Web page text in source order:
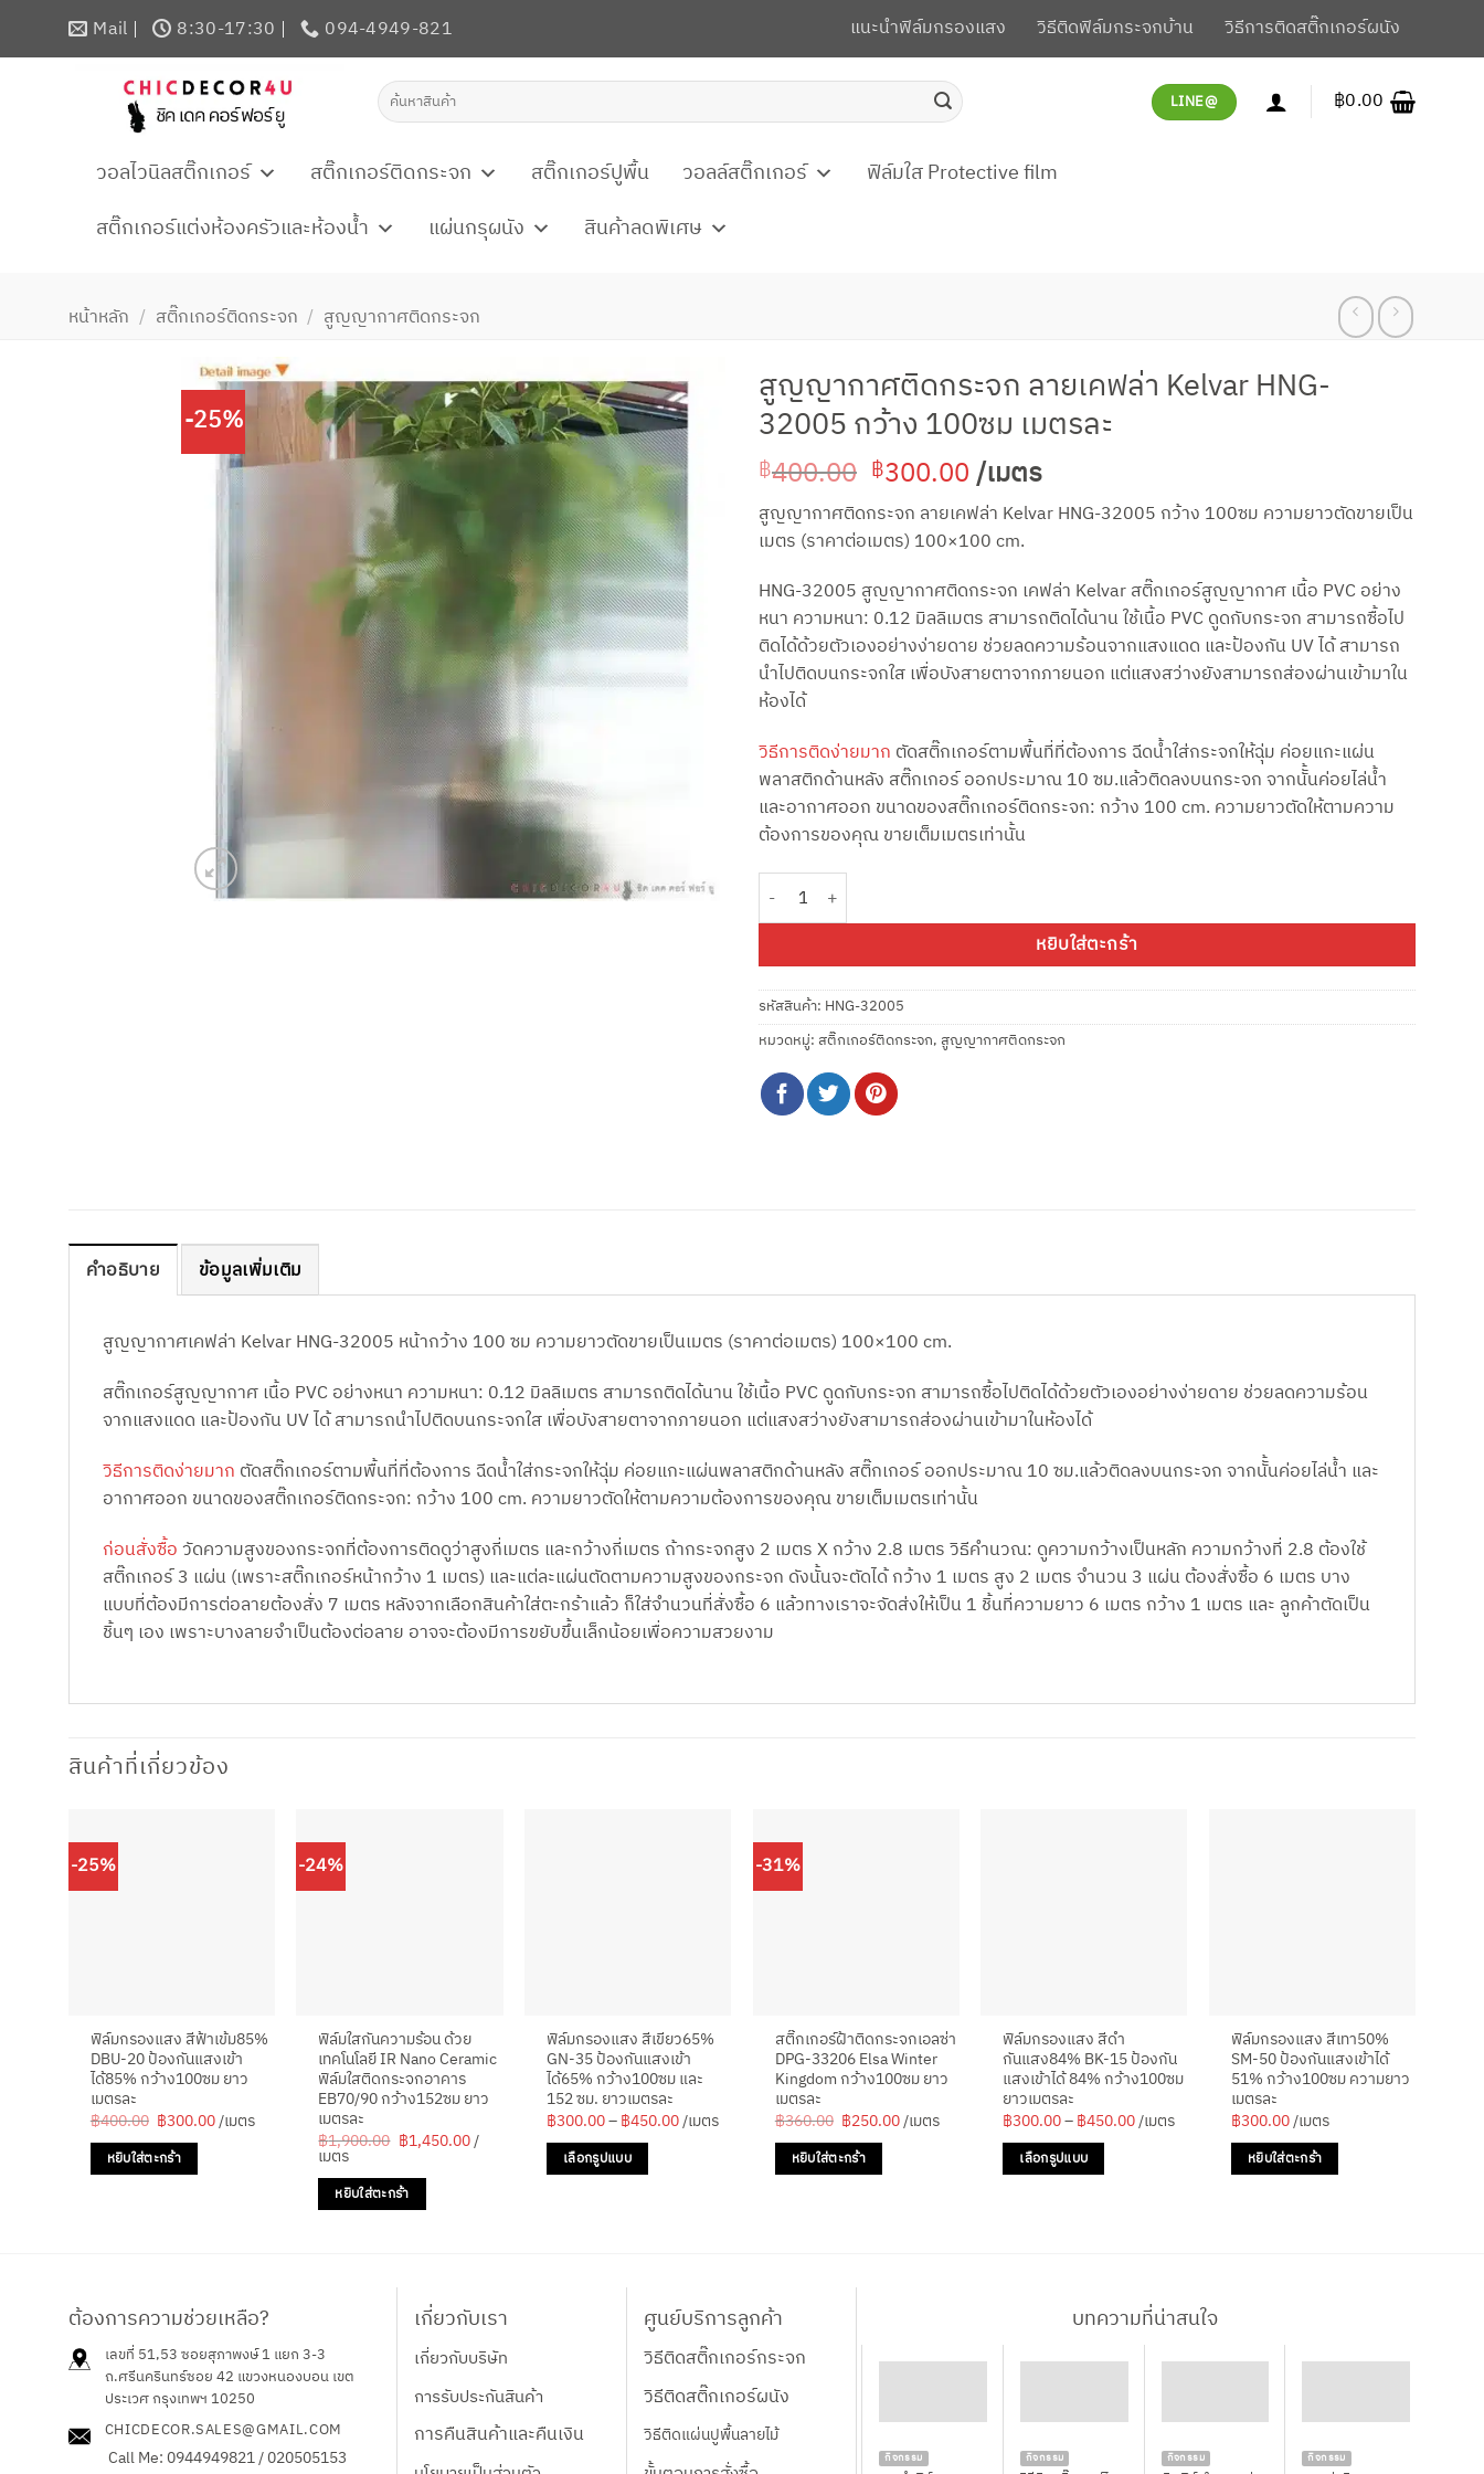
Mail 8:30-17:30 094-4949-821 แนะนำฟิล์มกรองแสง วิธีติดฟิล์มกระจกบ้าน วิธีการติดสติ๊กเกอร์ผนัง
ค้นหา: LINE@ ฿0.00
วอลไวนิลสติ๊กเกอร์ สติ๊กเกอร์ติดกระจก สติ๊กเกอร์ปูพื้น วอลล์สติ๊กเกอร์
ฟิล์มใส Protective film
สติ๊กเกอร์แต่งห้องครัวและห้องน้ำ
แผ่นกรุผนัง สินค้าลดพิเศษ
หน้าหลัก / สติ๊กเกอร์ติดกระจก / สูญญากาศติดกระจก
-25%
สูญญากาศติดกระจก ลายเคฟล่า Kelvar HNG-
32005 กว้าง 100ซม เมตรละ
฿400.00 Original
price
was:
฿400.00.
฿300.00Current
price
is:
฿300.00.
/เมตร
สูญญากาศติดกระจก ลายเคฟล่า Kelvar HNG-32005 กว้าง 100ซม ความยาวตัดขายเป็น
เมตร (ราคาต่อเมตร) 100×100 cm.
HNG-32005 สูญญากาศติดกระจก เคฟล่า Kelvar สติ๊กเกอร์สูญญากาศ เนื้อ PVC อย่าง
หนา ความหนา: 0.12 มิลลิเมตร สามารถติดได้นาน ใช้เนื้อ PVC ดูดกับกระจก สามารถซื้อไป
ติดได้ด้วยตัวเองอย่างง่ายดาย ช่วยลดความร้อนจากแสงแดด และป้องกัน UV ได้ สามารถ
นำไปติดบนกระจกใส เพื่อบังสายตาจากภายนอก แต่แสงสว่างยังสามารถส่องผ่านเข้ามาใน
ห้องได้
วิธีการติดง่ายมาก ตัดสติ๊กเกอร์ตามพื้นที่ที่ต้องการ ฉีดน้ำใส่กระจกให้ฉุ่ม ค่อยแกะแผ่น
พลาสติกด้านหลัง สติ๊กเกอร์ ออกประมาณ 10 ซม.แล้วติดลงบนกระจก จากนัั้นค่อยไล่น้ำ
และอากาศออก ขนาดของสติ๊กเกอร์ติดกระจก: กว้าง 100 cm. ความยาวตัดให้ตามความ
ต้องการของคุณ ขายเต็มเมตรเท่านั้น
หยิบใส่ตะกร้า
รหัสสินค้า: HNG-32005
หมวดหมู่: สติ๊กเกอร์ติดกระจก, สูญญากาศติดกระจก
คำอธิบาย ข้อมูลเพิ่มเติม
สูญญากาศเคฟล่า Kelvar HNG-32005 หน้ากว้าง 100 ซม ความยาวตัดขายเป็นเมตร (ราคาต่อเมตร) 100×100 cm.
สติ๊กเกอร์สูญญากาศ เนื้อ PVC อย่างหนา ความหนา: 0.12 มิลลิเมตร สามารถติดได้นาน ใช้เนื้อ PVC ดูดกับกระจก สามารถซื้อไปติดได้ด้วยตัวเองอย่างง่ายดาย ช่วยลดความร้อน
จากแสงแดด และป้องกัน UV ได้ สามารถนำไปติดบนกระจกใส เพื่อบังสายตาจากภายนอก แต่แสงสว่างยังสามารถส่องผ่านเข้ามาในห้องได้
วิธีการติดง่ายมาก ตัดสติ๊กเกอร์ตามพื้นที่ที่ต้องการ ฉีดน้ำใส่กระจกให้ฉุ่ม ค่อยแกะแผ่นพลาสติกด้านหลัง สติ๊กเกอร์ ออกประมาณ 10 ซม.แล้วติดลงบนกระจก จากนัั้นค่อยไล่น้ำ และ
อากาศออก ขนาดของสติ๊กเกอร์ติดกระจก: กว้าง 100 cm. ความยาวตัดให้ตามความต้องการของคุณ ขายเต็มเมตรเท่านั้น
ก่อนสั่งซื้อวัดความสูงของกระจกที่ต้องการติดดูว่าสูงกี่เมตร และกว้างกี่เมตร ถ้ากระจกสูง 2 เมตร X กว้าง 2.8 เมตร วิธีคำนวณ: ดูความกว้างเป็นหลัก ความกว้างที่ 2.8 ต้องใช้
สติ๊กเกอร์ 3 แผ่น (เพราะสติ๊กเกอร์หน้ากว้าง 1 เมตร) และแต่ละแผ่นตัดตามความสูงของกระจก ดังนั้นจะตัดได้ กว้าง 1 เมตร สูง 2 เมตร จำนวน 3 แผ่น ต้องสั่งซื้อ 6 เมตร บาง
แบบที่ต้องมีการต่อลายต้องสั่ง 7 เมตร หลังจากเลือกสินค้าใส่ตะกร้าแล้ว ก็ใส่จำนวนที่สั่งซื้อ 6 แล้วทางเราจะจัดส่งให้เป็น 1 ชิ้นที่ความยาว 6 เมตร กว้าง 1 เมตร และ ลูกค้าตัดเป็น
ชิ้นๆ เอง เพราะบางลายจำเป็นต้องต่อลาย อาจจะต้องมีการขยับขึ้นเล็กน้อยเพื่อความสวยงาม
สินค้าที่เกี่ยวข้อง
-25%
ฟิล์มกรองแสง สีฟ้าเข้ม85%
DBU-20 ป้องกันแสงเข้า
ได้85% กว้าง100ซม ยาว
เมตรละ
฿400.00 Original
price
was:
฿400.00.
฿300.00Current
price
/เมตร
หยิบใส่ตะกร้า
-24%
ฟิล์มใสกันความร้อน ด้วย
เทคโนโลยี IR Nano Ceramic
ฟิล์มใส​ติด​กระจก​อา​คาร
EB70/90 กว้าง152ซม ยาว
เมตรละ
฿1,900.00 Original
price
was:
฿1,900.00.
฿1,450.00Current
price
/
เมตร
หยิบใส่ตะกร้า
ฟิล์มกรองแสง สีเขียว65%
GN-35 ป้องกันแสงเข้า
ได้65% กว้าง100ซม และ
152 ซม. ยาวเมตรละ
฿300.00–฿450.00Price
range:
/เมตร
เลือกรูปแบบ
on
-31%
สติ๊กเกอร์ฝ้าติดกระจกเอลซ่า
DPG-33206 Elsa Winter
Kingdom กว้าง100ซม ยาว
เมตรละ
฿360.00 Original
price
was:
฿360.00.
฿250.00Current
price
/เมตร
หยิบใส่ตะกร้า
ฟิล์มกรองแสง สีดำ
กันแสง84% BK-15 ป้องกัน
แสงเข้าได้ 84% กว้าง100ซม
ยาวเมตรละ
฿300.00–฿450.00Price
range:
/เมตร
เลือกรูปแบบ
may
the
ฟิล์มกรองแสง สีเทา50%
SM-50 ป้องกันแสงเข้าได้
51% กว้าง100ซม ความยาว
เมตรละ
฿300.00/เมตร
หยิบใส่ตะกร้า
ต้องการความช่วยเหลือ?
เลขที่ 51,53 ซอยสุภาพงษ์ 1 แยก 3-3
ถ.ศรีนครินทร์ซอย 42 แขวงหนองบอน เขต
ประเวศ กรุงเทพฯ 10250
CHICDECOR.SALES@GMAIL.COM
Call Me: 0944949821 / 020505153
เกี่ยวกับเรา
เกี่ยวกับบริษัท
การรับประกันสินค้า
การคืนสินค้าและคืนเงิน
ศูนย์บริการลูกค้า
วิธีติดสติ๊กเกอร์กระจก
วิธีติดสติ๊กเกอร์ผนัง
วิธีติดแผ่นปูพื้นลายไม้
บทความที่น่าสนใจ
กิจกรรม กิจกรรม กิจกรรม กิจกรรม